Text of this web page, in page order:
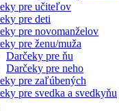
pre učiteľov
pre deti
pre novomanželov
pre ženu/muža
Darčeky pre ňu
Darčeky pre neho
pre zaľúbených
pre svedka a svedkyňu